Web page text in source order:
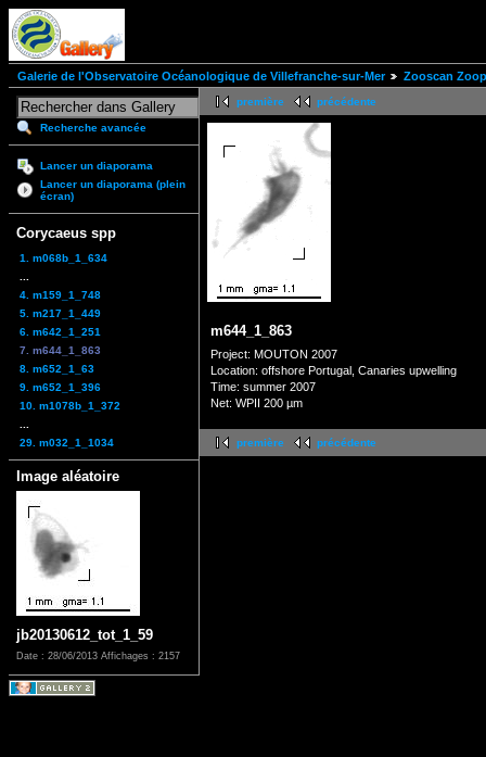
Galerie de l'Observatoire Océanologique de Villefranche-sur-Mer Zooscan
Recherche avancée
Lancer un diaporama
Lancer un diaporama (plein
écran)
Corycaeus spp
1. m068b_1_634
4. m159_1_748
5. m217_1_449
6. m642_1_251
7. m644_1_863
8. m652_1_63
9. m652_1_396
10. m1078b_1_372
29. m032_1_1034
Image aléatoire
jb20130612_tot_1_59
Date : 28/06/2013 Affichages : 2157
première précédente
m644_1_863
Project: MOUTON 2007
Location: offshore Portugal, Canaries upwelling
Time: summer 2007
Net: WPII 200 µm
première précédente